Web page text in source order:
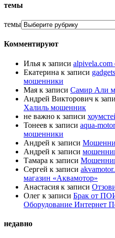
темы
темы
Комментируют
Илья к записи
Екатерина к записи
мошенники
Мая к записи Самир Али
Андрей Викторович к
Халиль мошенник
не важно к записи
Тонеев к записи aqua-
мошенники
Андрей к записи
Андрей к записи
Тамара к записи
Сергей к записи
магазин «Аквамотор»
Анастасия к записи
Олег к записи Брак от
Оборудование Интернет
недавно